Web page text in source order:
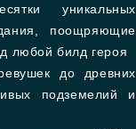
уникальных
поощряющие
любой билд героя
до древних
подземелий и